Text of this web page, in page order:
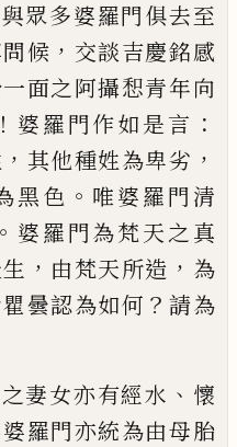
眾多婆羅門俱去至
候 ， 交談吉慶銘感
面之阿攝惒青年向
！ 婆羅門作如是言 ：
， 其他種姓為卑劣 ，
黑色 。 唯婆羅門清
。 婆羅門為梵天之真
， 由梵天所造 ， 為
曇認為如何 ？ 請為
妻女亦有經水 、 懷
羅門亦統為由母胎